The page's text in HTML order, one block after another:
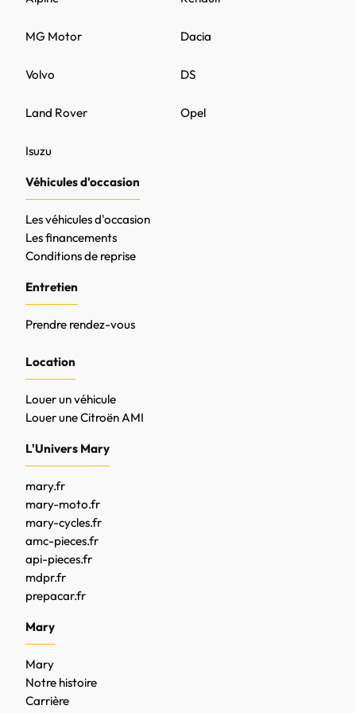
DS
MG Motor
Opel
Volvo
Land Rover
Dacia
Isuzu
Véhicules d'occasion
Les véhicules d'occasion
Les financements
Conditions de reprise
Entretien
Prendre rendez-vous
Location
Louer un véhicule
Louer une Citroën AMI
L'Univers Mary
mary.fr
mary-moto.fr
mary-cycles.fr
amc-pieces.fr
api-pieces.fr
mdpr.fr
prepacar.fr
Mary
Mary
Notre histoire
Carrière